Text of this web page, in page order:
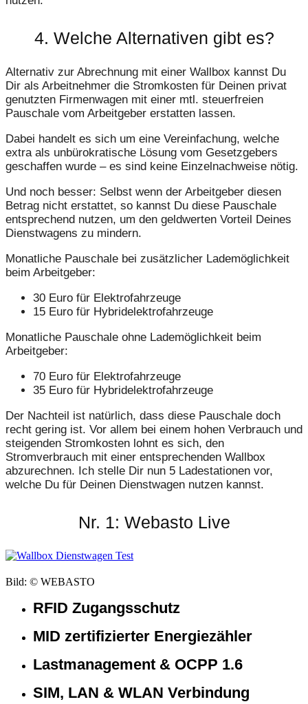
4. Welche Alternativen gibt es?
Alternativ zur Abrechnung mit einer Wallbox kannst Du
Dir als Arbeitnehmer die Stromkosten für Deinen privat
genutzten Firmenwagen mit einer mtl. steuerfreien
Pauschale vom Arbeitgeber erstatten lassen.
Dabei handelt es sich um eine Vereinfachung, welche
extra als unbürokratische Lösung vom Gesetzgebers
geschaffen wurde – es sind keine Einzelnachweise nötig.
Und noch besser: Selbst wenn der Arbeitgeber diesen
Betrag nicht erstattet, so kannst Du diese Pauschale
entsprechend nutzen, um den geldwerten Vorteil Deines
Dienstwagens zu mindern.
Monatliche Pauschale bei zusätzlicher Lademöglichkeit
beim Arbeitgeber:
30 Euro für Elektrofahrzeuge
15 Euro für Hybridelektrofahrzeuge
Monatliche Pauschale ohne Lademöglichkeit beim
Arbeitgeber:
70 Euro für Elektrofahrzeuge
35 Euro für Hybridelektrofahrzeuge
Der Nachteil ist natürlich, dass diese Pauschale doch
recht gering ist. Vor allem bei einem hohen Verbrauch und
steigenden Stromkosten lohnt es sich, den
Stromverbrauch mit einer entsprechenden Wallbox
abzurechnen. Ich stelle Dir nun 5 Ladestationen vor,
welche Du für Deinen Dienstwagen nutzen kannst.
Nr. 1: Webasto Live
Bild: © WEBASTO
RFID Zugangsschutz
MID zertifizierter Energiezähler
Lastmanagement & OCPP 1.6
SIM, LAN & WLAN Verbindung